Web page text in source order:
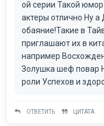
ой серии Такой
актеры отлично Ну а
обаяние!Такие в
приглашают их в
например
Золушка шеф повар
роли Успехов и
ОТВЕТИТЬ ЦИТАТА